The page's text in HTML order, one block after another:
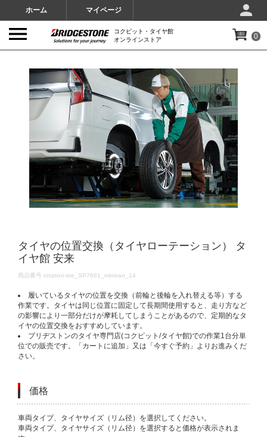
ホーム マイページ
コクピット・タイヤ館
オンラインストア
0
タイヤの位置交換（タイヤローテーション） タ
イヤ館 安来
DETAILS
商品番号 rotation-tire_SP7681_minivan_14
履いているタイヤの位置を交換（前輪と後輪を入れ替える等）する
作業です。タイヤは同じ位置に固定して長期間使用すると、走り方など
の影響により一部分だけが摩耗してしまうことがあるので、定期的なタ
イヤの位置交換をおすすめしています。
ブリヂストンのタイヤ専門店(コクピット/タイヤ館)での作業1台分単
位での販売です。「カートに追加」又は「今すぐ予約」よりお進みくだ
さい。
価格
VARIATIONS
車両タイプ、タイヤサイズ（リム径）を選択してください。
車両タイプ、タイヤサイズ（リム径）を選択すると価格が表示されま